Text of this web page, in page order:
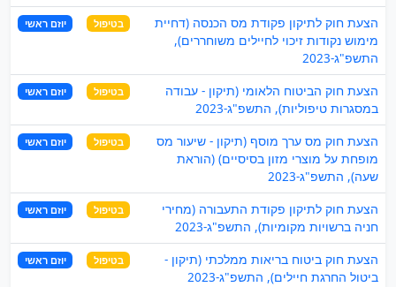
הצעת חוק לתיקון פקודת מס הכנסה (דחיית
מימוש נקודות זיכוי לחיילים משוחררים),
התשפ"ג-2023
בטיפול יוזם ראשי
הצעת חוק הביטוח הלאומי (תיקון - עבודה
במסגרות טיפוליות), התשפ"ג-2023
בטיפול יוזם ראשי
הצעת חוק מס ערך מוסף (תיקון - שיעור מס
מופחת על מוצרי מזון בסיסיים) (הוראת
שעה), התשפ"ג-2023
בטיפול יוזם ראשי
הצעת חוק לתיקון פקודת התעבורה (מחירי
חניה ברשויות מקומיות), התשפ"ג-2023
בטיפול יוזם ראשי
הצעת חוק ביטוח בריאות ממלכתי (תיקון -
ביטול החרגת חיילים), התשפ"ג-2023
בטיפול יוזם ראשי